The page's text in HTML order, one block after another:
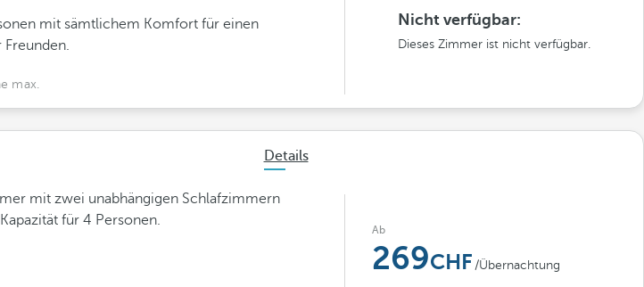
mit sämtlichem Komfort für einen
max.
Nicht verfügbar:
Dieses Zimmer ist nicht verfügbar.
Details
mit zwei unabhängigen Schlafzimmern
für 4 Personen.
Ab
269 /Übernachtung